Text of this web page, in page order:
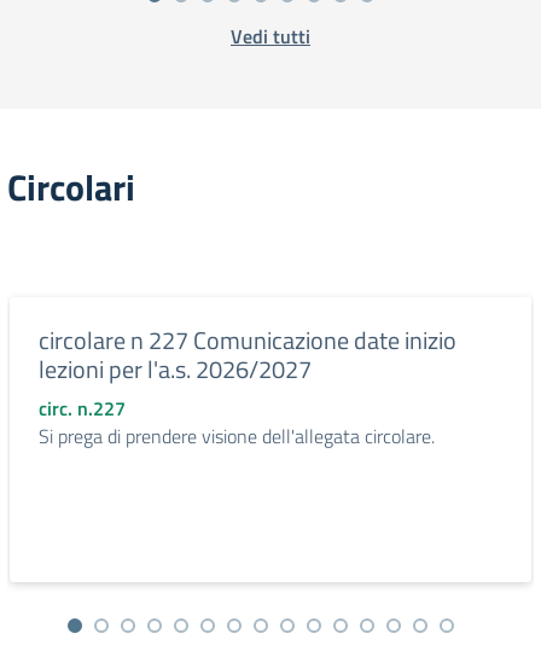
Vedi tutti
Circolari
circolare n 227 Comunicazione date inizio
lezioni per l'a.s. 2026/2027
circ. n.227
Si prega di prendere visione dell'allegata circolare.